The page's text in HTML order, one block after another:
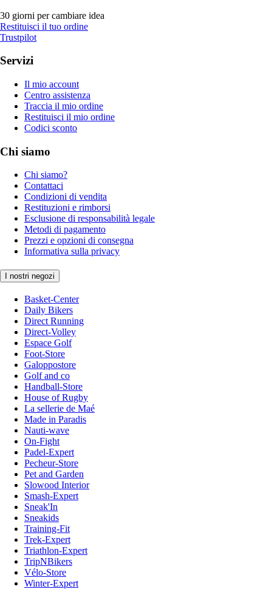
30 giorni per cambiare idea
Restituisci il tuo ordine
Trustpilot
Servizi
Il mio account
Centro assistenza
Traccia il mio ordine
Restituisci il mio ordine
Codici sconto
Chi siamo
Chi siamo?
Contattaci
Condizioni di vendita
Restituzioni e rimborsi
Esclusione di responsabilità legale
Metodi di pagamento
Prezzi e opzioni di consegna
Informativa sulla privacy
I nostri negozi
Basket-Center
Daily Bikers
Direct Running
Direct-Volley
Espace Golf
Foot-Store
Galoppostore
Golf and co
Handball-Store
House of Rugby
La sellerie de Maé
Made in Paradis
Nauti-wave
On-Fight
Padel-Expert
Pecheur-Store
Pet and Garden
Slowood Interior
Smash-Expert
Sneak'In
Sneakids
Training-Fit
Trek-Expert
Triathlon-Expert
TripNBikers
Vélo-Store
Winter-Expert